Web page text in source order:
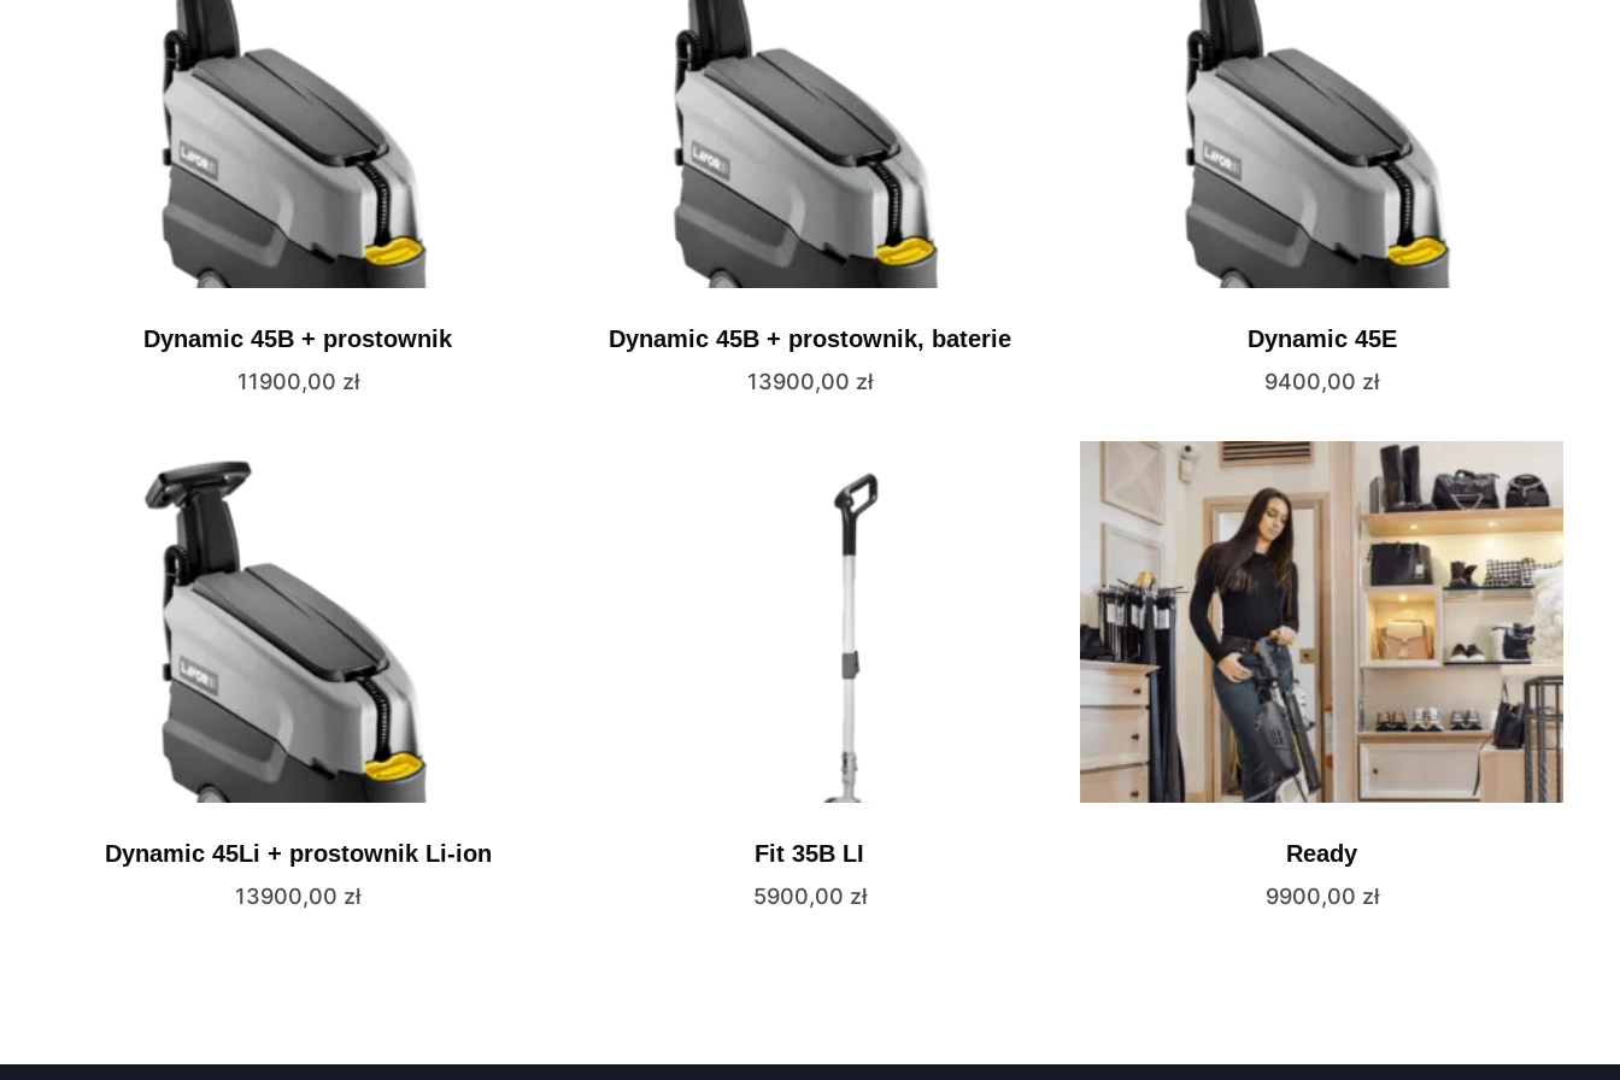
Dynamic 45B + prostownik
11900,00 zł
Dynamic 45B + prostownik, baterie
13900,00 zł
Dynamic 45E
9400,00 zł
Dynamic 45Li + prostownik Li-ion
13900,00 zł
Fit 35B LI
5900,00 zł
Ready
9900,00 zł